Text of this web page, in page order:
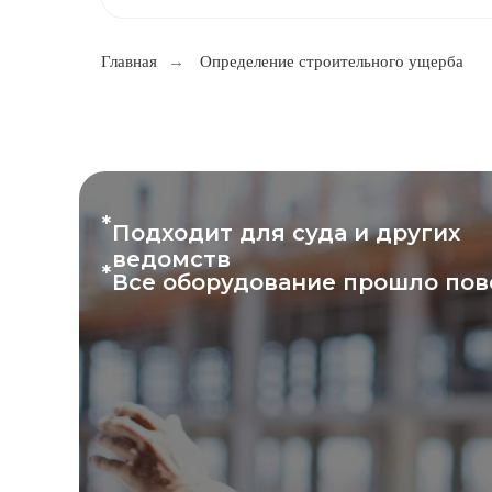
Главная → Определение строительного ущерба
*Все оборудование прошло
*Подходит для суда и других
ведомств